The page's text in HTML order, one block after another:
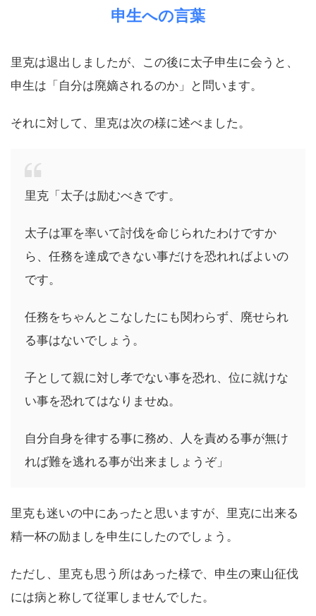
申生への言葉
里克は退出しましたが、この後に太子申生に会うと、
申生は「自分は廃嫡されるのか」と問います。
それに対して、里克は次の様に述べました。
里克「太子は励むべきです。
太子は軍を率いて討伐を命じられたわけですか
ら、任務を達成できない事だけを恐れればよいの
です。
任務をちゃんとこなしたにも関わらず、廃せられ
る事はないでしょう。
子として親に対し孝でない事を恐れ、位に就けな
い事を恐れてはなりませぬ。
自分自身を律する事に務め、人を責める事が無け
れば難を逃れる事が出来ましょうぞ」
里克も迷いの中にあったと思いますが、里克に出来る
精一杯の励ましを申生にしたのでしょう。
ただし、里克も思う所はあった様で、申生の東山征伐
には病と称して従軍しませんでした。